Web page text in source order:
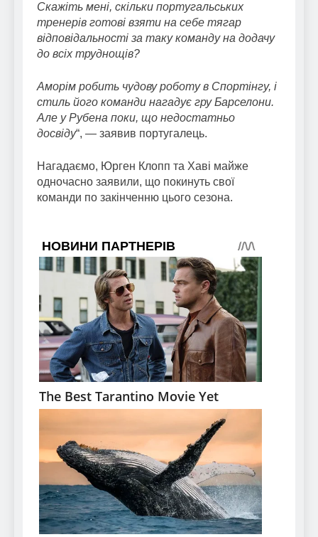
Скажіть мені, скільки португальських
тренерів готові взяти на себе тягар
відповідальності за таку команду на додачу
до всіх труднощів?
Аморім робить чудову роботу в Спортінгу, і
стиль його команди нагадує гру Барселони.
Але у Рубена поки, що недостатньо
досвіду“, — заявив португалець.
Нагадаємо, Юрген Клопп та Хаві майже
одночасно заявили, що покинуть свої
команди по закінченню цього сезона.